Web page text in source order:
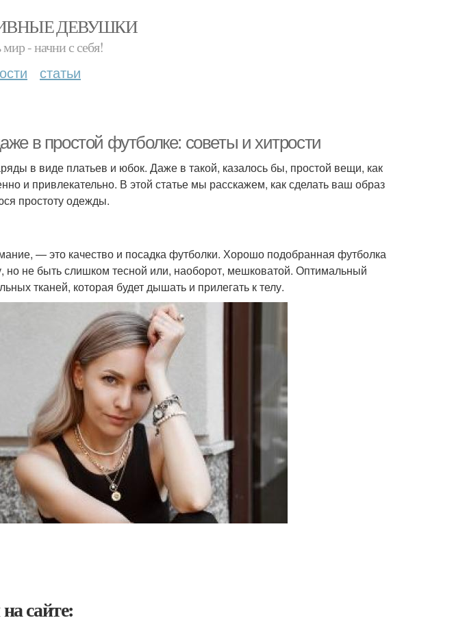
ДЕВУШКИ
- начни с себя!
статьи
в простой футболке: советы и хитрости
в виде платьев и юбок. Даже в такой, казалось бы, простой вещи, как
и привлекательно. В этой статье мы расскажем, как сделать ваш образ
простоту одежды.
— это качество и посадка футболки. Хорошо подобранная футболка
но не быть слишком тесной или, наоборот, мешковатой. Оптимальный
тканей, которая будет дышать и прилегать к телу.
сайте: